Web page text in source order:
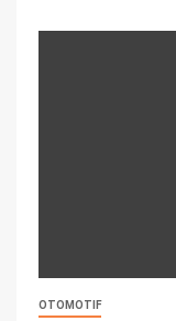
OTOMOTIF